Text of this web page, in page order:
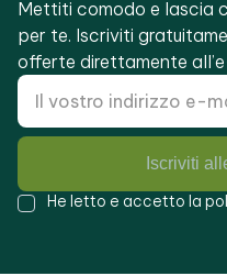
Mettiti comodo e lascia
per te. Iscriviti
offerte direttamente
Iscriviti
He letto e accetto la